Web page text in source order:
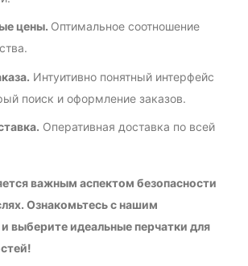
цены. Оптимальное соотношение
Интуитивно понятный интерфейс
поиск и оформление заказов.
Оперативная доставка по всей
важным аспектом безопасности
Ознакомьтесь с нашим
выберите идеальные перчатки для